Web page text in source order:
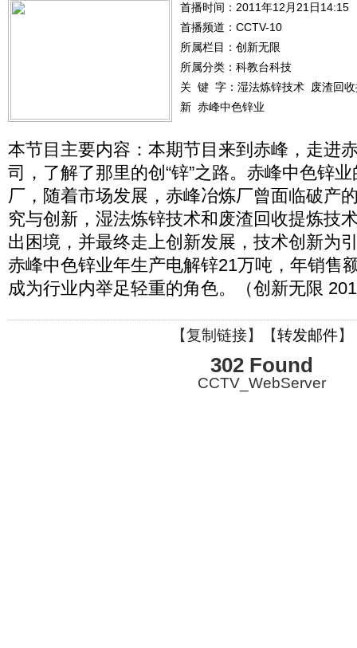
首播时间：2011年12月21日14:15
首播频道： CCTV-10
所属栏目： 创新无限
所属分类：科教台科技
关 键 字： 湿法炼锌技术
废渣回
新 赤峰中色锌业
本节目主要内容：本期节目来到赤峰，走进
司，了解了那里的创“锌”之路。赤峰中色锌
厂，随着市场发展，赤峰冶炼厂曾面临破产
究与创新，湿法炼锌技术和废渣回收提炼技
出困境，并最终走上创新发展，技术创新为
赤峰中色锌业年生产电解锌21万吨，年销售
成为行业内举足轻重的角色。（创新无限
【复制链接】【转发邮件】
302 Found
CCTV_WebServer